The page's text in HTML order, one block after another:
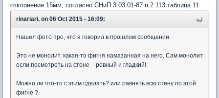
отклонение 15мм, согласно СНиП 3.03.01-87 п.2.113 таблица 11
rinariari, on 06 Oct 2015 - 16:09:
Нашел фото про, что я говорил в прошлом сообщении.
Это не монолит. какая-то фигня намазанная на него. Сам монолит
если посмотреть на стене - ровный и гладкий!
Можно ли что-то с этим сделать? или равнять всю стену по этой
фигне ?